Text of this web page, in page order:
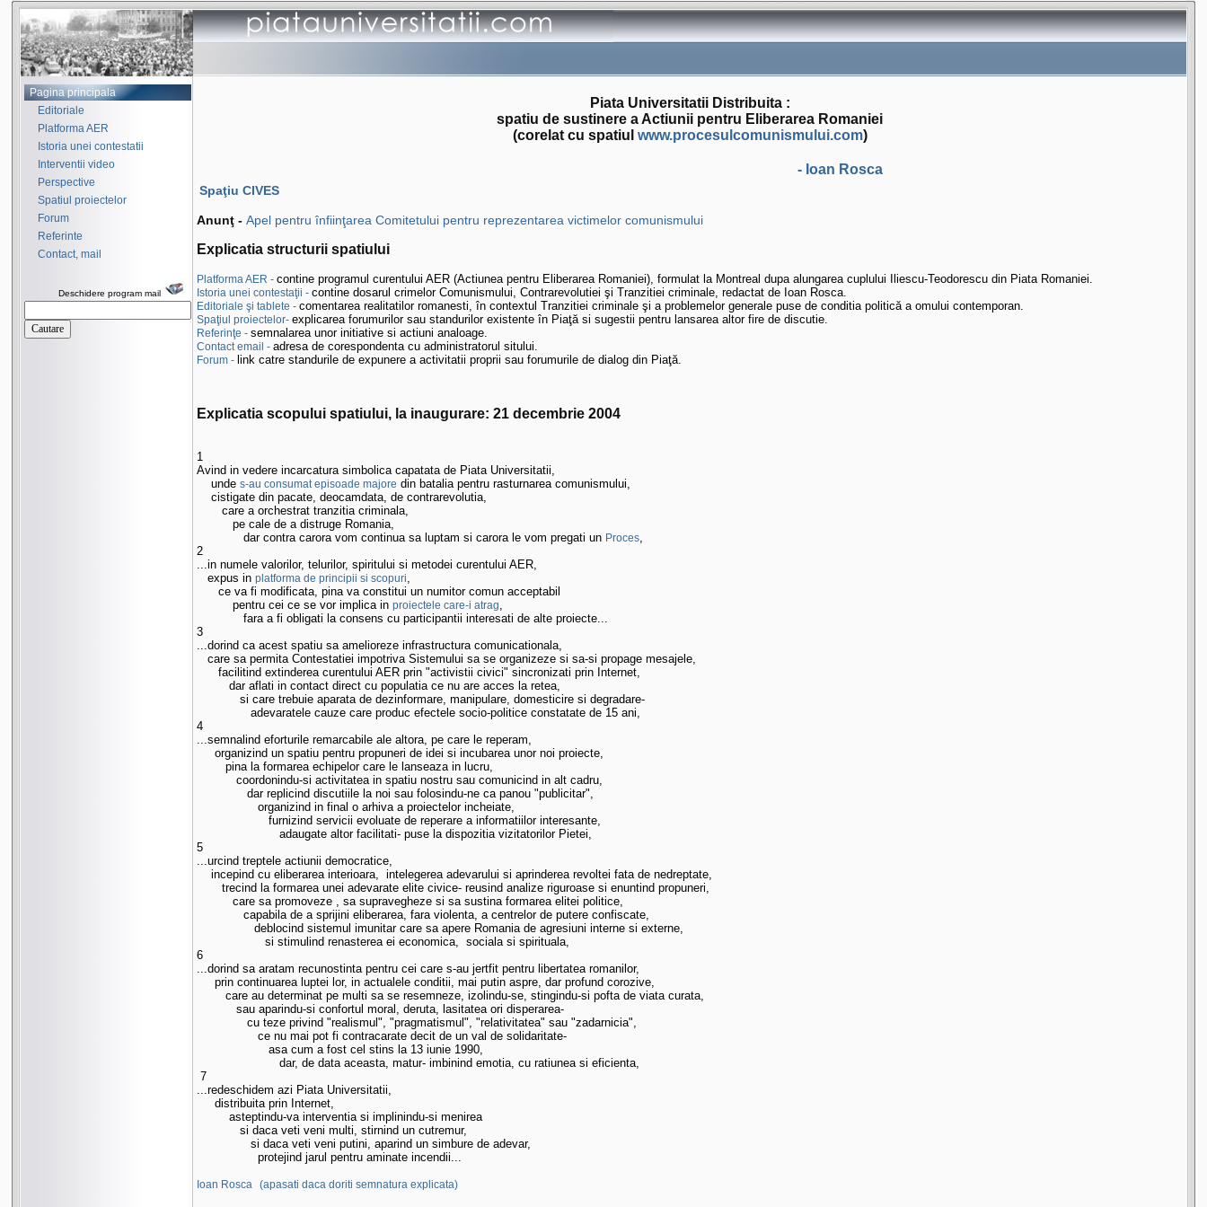
Pagina principala
Editoriale
Platforma AER
Istoria unei contestatii
Interventii video
Perspective
Spatiul proiectelor
Forum
Referinte
Contact, mail
Deschidere program mail
Piata Universitatii Distribuita :
spatiu de sustinere a Actiunii pentru Eliberarea Romaniei
(corelat cu spatiul www.procesulcomunismului.com)
- Ioan Rosca
Spaţiu CIVES
Anunţ - Apel pentru înfiinţarea Comitetului pentru reprezentarea victimelor comunismului
Explicatia structurii spatiului
Platforma AER - contine programul curentului AER (Actiunea pentru Eliberarea Romaniei), formulat la Montreal dupa alungarea cuplului Iliescu-Teodorescu din Piata Romaniei.
Istoria unei contestaţii - contine dosarul crimelor Comunismului, Contrarevolutiei şi Tranzitiei criminale, redactat de Ioan Rosca.
Editoriale şi tablete - comentarea realitatilor romanesti, în contextul Tranzitiei criminale şi a problemelor generale puse de conditia politică a omului contemporan.
Spaţiul proiectelor- explicarea forumurilor sau standurilor existente în Piaţă si sugestii pentru lansarea altor fire de discutie.
Referinţe - semnalarea unor initiative si actiuni analoage.
Contact email - adresa de corespondenta cu administratorul sitului.
Forum - link catre standurile de expunere a activitatii proprii sau forumurile de dialog din Piaţă.
Explicatia scopului spatiului, la inaugurare: 21 decembrie 2004
1
Avind in vedere incarcatura simbolica capatata de Piata Universitatii,
    unde
s-au consumat episoade majore din batalia pentru rasturnarea comunismului,
    cistigate din pacate, deocamdata, de contrarevolutia,
       care a orchestrat tranzitia criminala,
          pe cale de a distruge Romania,
             dar contra carora vom continua sa luptam si carora le vom pregati un
Proces,
2
...in numele valorilor, telurilor, spiritului si metodei curentului AER,
   expus in
platforma de principii si scopuri,
      ce va fi modificata, pina va constitui un numitor comun acceptabil
          pentru cei ce se vor implica in
proiectele care-i atrag,
             fara a fi obligati la consens cu participantii interesati de alte proiecte...
3
...dorind ca acest spatiu sa amelioreze infrastructura comunicationala,
   care sa permita Contestatiei impotriva Sistemului sa se organizeze si sa-si propage mesajele,
      facilitind extinderea curentului AER prin "activistii civici" sincronizati prin Internet,
         dar aflati in contact direct cu populatia ce nu are acces la retea,
            si care trebuie aparata de dezinformare, manipulare, domesticire si degradare-
               adevaratele cauze care produc efectele socio-politice constatate de 15 ani,
4
...semnalind eforturile remarcabile ale altora, pe care le reperam,
     organizind un spatiu pentru propuneri de idei si incubarea unor noi proiecte,
        pina la formarea echipelor care le lanseaza in lucru,
           coordonindu-si activitatea in spatiu nostru sau comunicind in alt cadru,
              dar replicind discutiile la noi sau folosindu-ne ca panou "publicitar",
                 organizind in final o arhiva a proiectelor incheiate,
                    furnizind servicii evoluate de reperare a informatiilor interesante,
                       adaugate altor facilitati- puse la dispozitia vizitatorilor Pietei,
5
...urcind treptele actiunii democratice,
    incepind cu eliberarea interioara,  intelegerea adevarului si aprinderea revoltei fata de nedreptate,
       trecind la formarea unei adevarate elite civice- reusind analize riguroase si enuntind propuneri,
          care sa promoveze , sa supravegheze si sa sustina formarea elitei politice,
             capabila de a sprijini eliberarea, fara violenta, a centrelor de putere confiscate,
                deblocind sistemul imunitar care sa apere Romania de agresiuni interne si externe,
                   si stimulind renasterea ei economica,  sociala si spirituala,
6
...dorind sa aratam recunostinta pentru cei care s-au jertfit pentru libertatea romanilor,
     prin continuarea luptei lor, in actualele conditii, mai putin aspre, dar profund corozive,
        care au determinat pe multi sa se resemneze, izolindu-se, stingindu-si pofta de viata curata,
           sau aparindu-si confortul moral, deruta, lasitatea ori disperarea-
              cu teze privind "realismul", "pragmatismul", "relativitatea" sau "zadarnicia",
                 ce nu mai pot fi contracarate decit de un val de solidaritate-
                    asa cum a fost cel stins la 13 iunie 1990,
                       dar, de data aceasta, matur- imbinind emotia, cu ratiunea si eficienta,
7
...redeschidem azi Piata Universitatii,
     distribuita prin Internet,
         asteptindu-va interventia si implinindu-si menirea
            si daca veti veni multi, stirnind un cutremur,
               si daca veti veni putini, aparind un simbure de adevar,
                 protejind jarul pentru aminate incendii...
Ioan Rosca (apasati daca doriti semnatura explicata)